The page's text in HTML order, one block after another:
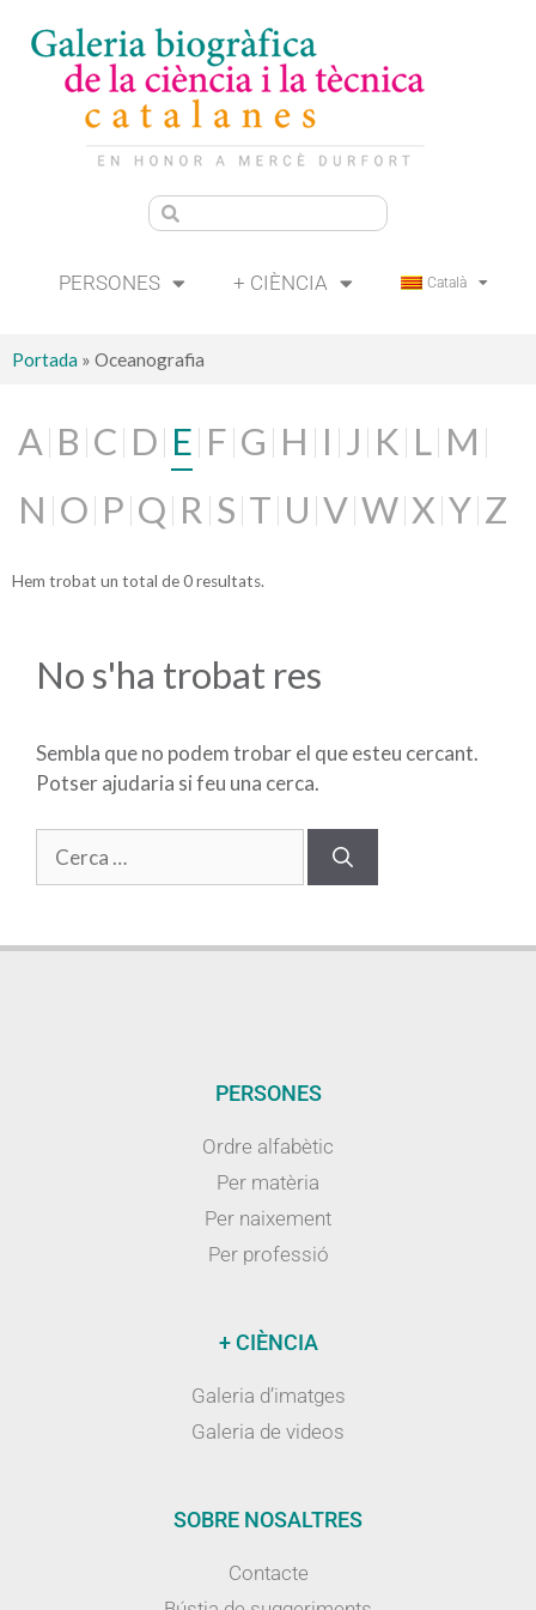
PERSONES + CIÈNCIA Català
Portada » Oceanografia
A B C D E F G H I J K L M
N O P Q R S T U V W X Y Z
Hem trobat un total de 0 resultats.
No s'ha trobat res
Sembla que no podem trobar el que esteu cercant.
Potser ajudaria si feu una cerca.
PERSONES
Ordre alfabètic
Per matèria
Per naixement
Per professió
+ CIÈNCIA
Galeria d’imatges
Galeria de videos
SOBRE NOSALTRES
Contacte